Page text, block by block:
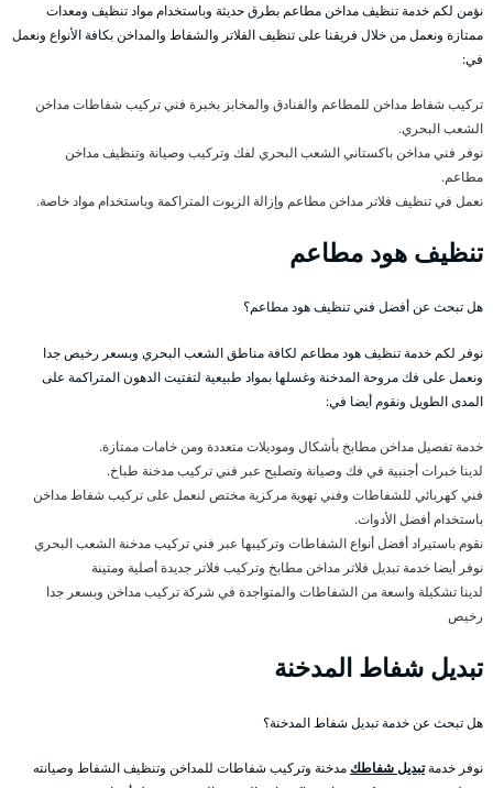
نؤمن لكم خدمة تنظيف مداخن مطاعم بطرق حديثة وباستخدام مواد تنظيف ومعدات
ممتازة ونعمل من خلال فريقنا على تنظيف الفلاتر والشفاط والمداخن بكافة الأنواع ونعمل
في:
تركيب شفاط مداخن للمطاعم والفنادق والمخابز بخبرة فني تركيب شفاطات مداخن
الشعب البحري.
نوفر فني مداخن باكستاني الشعب البحري لفك وتركيب وصيانة وتنظيف مداخن
مطاعم.
نعمل في تنظيف فلاتر مداخن مطاعم وإزالة الزيوت المتراكمة وباستخدام مواد خاصة.
تنظيف هود مطاعم
هل تبحث عن أفضل فني تنظيف هود مطاعم؟
نوفر لكم خدمة تنظيف هود مطاعم لكافة مناطق الشعب البحري وبسعر رخيص جدا
ونعمل على فك مروحة المدخنة وغسلها بمواد طبيعية لتفتيت الدهون المتراكمة على
المدى الطويل ونقوم أيضا في:
خدمة تفصيل مداخن مطابخ بأشكال وموديلات متعددة ومن خامات ممتازة.
لدينا خبرات أجنبية في فك وصيانة وتصليح عبر فني تركيب مدخنة طباخ.
فني كهربائي للشفاطات وفني تهوية مركزية مختص لنعمل على تركيب شفاط مداخن
باستخدام أفضل الأدوات.
نقوم باستيراد أفضل أنواع الشفاطات وتركيبها عبر فني تركيب مدخنة الشعب البحري
نوفر أيضا خدمة تبديل فلاتر مداخن مطابخ وتركيب فلاتر جديدة أصلية ومتينة
لدينا تشكيلة واسعة من الشفاطات والمتواجدة في شركة تركيب مداخن وبسعر جدا
رخيص
تبديل شفاط المدخنة
هل تبحث عن خدمة تبديل شفاط المدخنة؟
نوفر خدمةتبديل شفاطك مدخنة وتركيب شفاطات للمداخن وتنظيف الشفاط وصيانته